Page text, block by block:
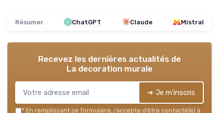
Résumer ChatGPT Claude Mistral
Recevez les dernières actualités de
La decoration murale
➔ Je m'inscris
* En remplissant ce formulaire, j’accepte d’être contacté(e) à